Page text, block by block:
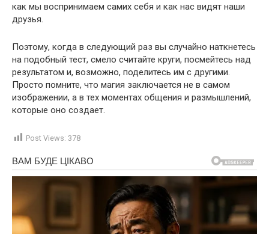
как мы воспринимаем самих себя и как нас видят наши
друзья.
Поэтому, когда в следующий раз вы случайно наткнетесь
на подобный тест, смело считайте круги, посмейтесь над
результатом и, возможно, поделитесь им с другими.
Просто помните, что магия заключается не в самом
изображении, а в тех моментах общения и размышлений,
которые оно создает.
Post Views: 378